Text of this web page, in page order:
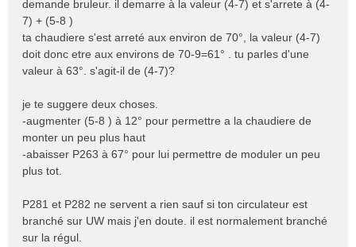
demande bruleur. il demarre à la valeur (4-7) et s'arrete à (4-
7) + (5-8 )
ta chaudiere s'est arreté aux environ de 70°, la valeur (4-7)
doit donc etre aux environs de 70-9=61° . tu parles d'une
valeur à 63°. s'agit-il de (4-7)?
je te suggere deux choses.
-augmenter (5-8 ) à 12° pour permettre a la chaudiere de
monter un peu plus haut
-abaisser P263 à 67° pour lui permettre de moduler un peu
plus tot.
P281 et P282 ne servent a rien sauf si ton circulateur est
branché sur UW mais j'en doute. il est normalement branché
sur la régul.